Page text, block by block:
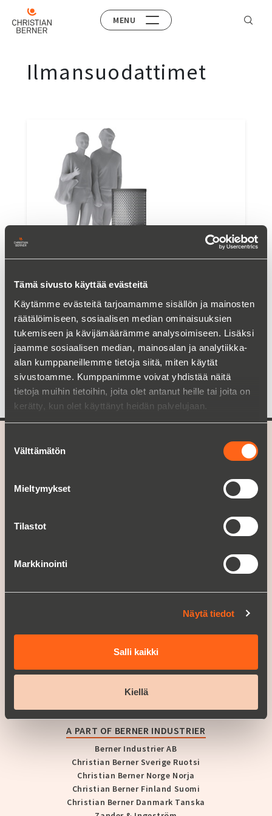
Tämä sivusto käyttää evästeitä
Käytämme evästeitä tarjoamamme sisällön ja mainosten
räätälöimiseen, sosiaalisen median ominaisuuksien
tukemiseen ja kävijämäärämme analysoimiseen. Lisäksi
jaamme sosiaalisen median, mainosalan ja analytiikka-
alan kumppaneillemme tietoja siitä, miten käytät
sivustoamme. Kumppanimme voivat yhdistää näitä
tietoja muihin tietoihin, joita olet antanut heille tai joita on
kerätty, kun olet käyttänyt heidän palvelujaan.
valinta
Välttämätön
Mieltymykset
Tilastot
Markkinointi
Näytä tiedot
Salli kaikki
Kiellä
MENU
Ilmansuodattimet
Filtration Group SilentCare
Uutiset
URA
Avoimet työpaikat
OTA YHTEYTTÄ
A PART OF BERNER INDUSTRIER
Berner Industrier AB
Christian Berner Sverige Ruotsi
Christian Berner Norge Norja
Christian Berner Finland Suomi
Christian Berner Danmark Tanska